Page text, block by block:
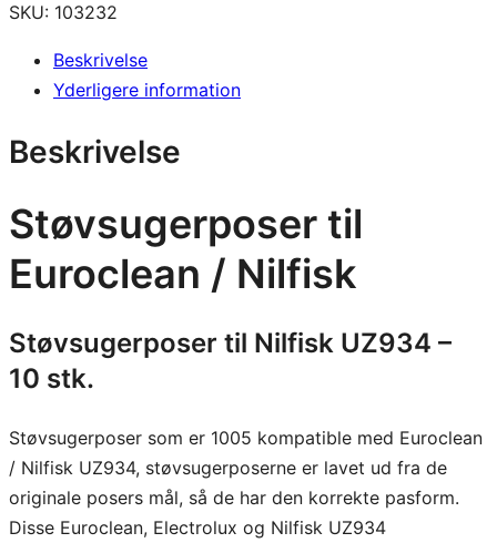
u
l
e
n
/
N
l
f
s
k
S
t
SKU: 103232
Beskrivelse
Yderligere information
Beskrivelse
Støvsugerposer til
Euroclean / Nilfisk
Støvsugerposer til Nilfisk UZ934 –
10 stk.
Støvsugerposer som er 1005 kompatible med Euroclean
/ Nilfisk UZ934, støvsugerposerne er lavet ud fra de
originale posers mål, så de har den korrekte pasform.
Disse Euroclean, Electrolux og Nilfisk UZ934